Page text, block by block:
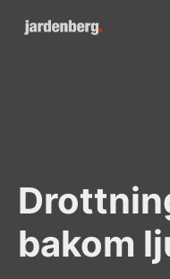
bakom